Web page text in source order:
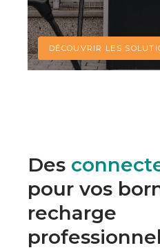
DÉCOUVRIR LES
Des
pour vos
recharge